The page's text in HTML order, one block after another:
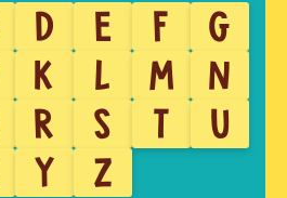
D E F
G
K L M
N
R S T
U
Y Z